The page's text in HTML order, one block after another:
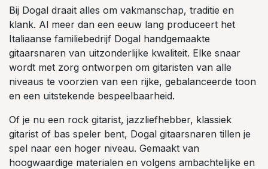
Bij Dogal draait alles om vakmanschap, traditie en
klank. Al meer dan een eeuw lang produceert het
Italiaanse familiebedrijf Dogal handgemaakte
gitaarsnaren van uitzonderlijke kwaliteit. Elke snaar
wordt met zorg ontworpen om gitaristen van alle
niveaus te voorzien van een rijke, gebalanceerde toon
en een uitstekende bespeelbaarheid.
Of je nu een rock gitarist, jazzliefhebber, klassiek
gitarist of bas speler bent, Dogal gitaarsnaren tillen je
spel naar een hoger niveau. Gemaakt van
hoogwaardige materialen en volgens ambachtelijke en